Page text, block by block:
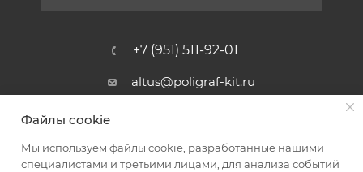
+7 (951) 511-92-01
altus@poligraf-kit.ru
Магазин-склад ТЦ "Альтус"
пос. Янтарный, Малое Зеленое
Кольцо, 3, ТЦ "Альтус" 1 этаж
Файлы cookie
Мы используем файлы cookie, разработанные нашими
специалистами и третьими лицами, для анализа событий